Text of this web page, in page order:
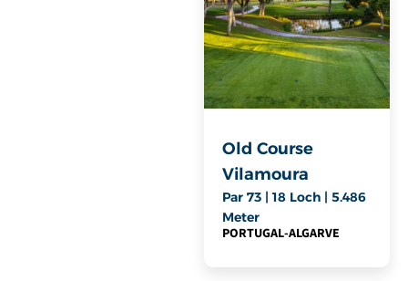
Old Course
Vilamoura
Par 73 | 18 Loch | 5.486
Meter
PORTUGAL-ALGARVE